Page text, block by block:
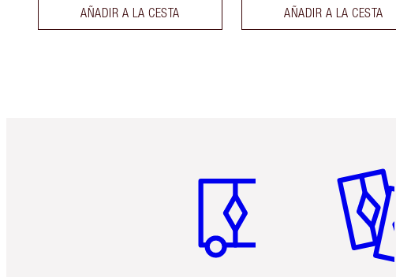
AÑADIR A LA CESTA AÑADIR A LA CESTA